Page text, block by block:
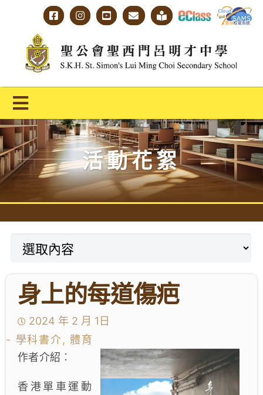
content
Toggle
Navigation
主頁
學校概覽
明才人學習藍圖
明才人成長階梯
教師專業社群
學生成就與學校活動
我們的聯繫
入學資訊
下載區
活動花絮
身上的每道傷疤
2024 年 2 月 1日
- 學科書介, 體育
作者介紹︰
香港單車運動